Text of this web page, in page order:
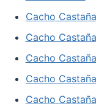
Cacho
Cacho
Cacho
Cacho
Cacho